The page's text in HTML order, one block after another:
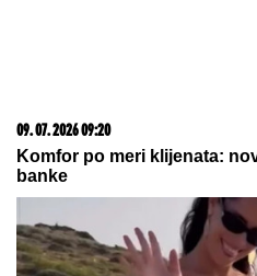
09. 07. 2026 09:20
Komfor po meri klijenata:
banke